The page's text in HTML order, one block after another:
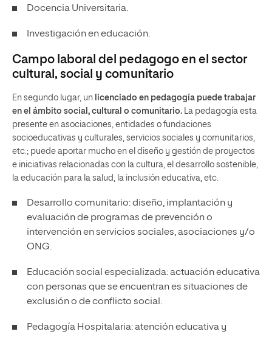
Docencia Universitaria.
Investigación en educación.
Campo laboral del pedagogo en el sector
cultural, social y comunitario
En segundo lugar, un licenciado en pedagogía puede trabajar
en el ámbito social, cultural o comunitario. La pedagogía esta
presente en asociaciones, entidades o fundaciones
socioeducativas y culturales, servicios sociales y comunitarios,
etc.; puede aportar mucho en el diseño y gestión de proyectos
e iniciativas relacionadas con la cultura, el desarrollo sostenible,
la educación para la salud, la inclusión educativa, etc.
Desarrollo comunitario: diseño, implantación y
evaluación de programas de prevención o
intervención en servicios sociales, asociaciones y/o
ONG.
Educación social especializada: actuación educativa
con personas que se encuentran es situaciones de
exclusión o de conflicto social.
Pedagogía Hospitalaria: atención educativa y